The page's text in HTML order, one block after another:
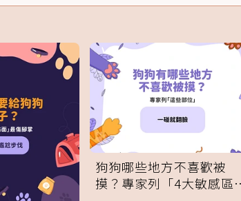
狗狗哪些地方不喜歡被
摸？專家列「4大敏感區